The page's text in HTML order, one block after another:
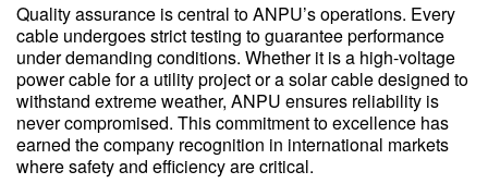
Quality assurance is central to ANPU’s operations. Every
cable undergoes strict testing to guarantee performance
under demanding conditions. Whether it is a high-voltage
power cable for a utility project or a solar cable designed to
withstand extreme weather, ANPU ensures reliability is
never compromised. This commitment to excellence has
earned the company recognition in international markets
where safety and efficiency are critical.